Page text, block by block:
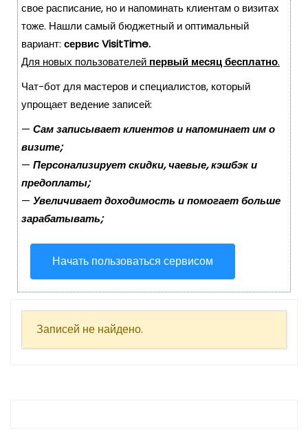
свое расписание, но и напоминать клиентам о визитах
тоже. Нашли самый бюджетный и оптимальный
вариант: сервис VisitTime.
Для новых пользователей первый месяц бесплатно.
Чат-бот для мастеров и специалистов, который
упрощает ведение записей:
— Сам записывает клиентов и напоминает им о
визите;
— Персонализирует скидки, чаевые, кэшбэк и
предоплаты;
— Увеличивает доходимость и помогает больше
зарабатывать;
Начать пользоваться сервисом
Записей не найдено.